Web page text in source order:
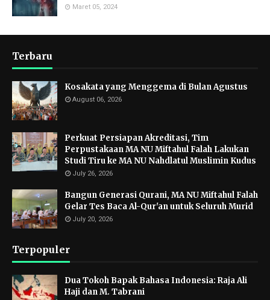
Maret 05, 2024
Terbaru
Kosakata yang Menggema di Bulan Agustus
August 06, 2026
Perkuat Persiapan Akreditasi, Tim
Perpustakaan MA NU Miftahul Falah Lakukan
Studi Tiru ke MA NU Nahdlatul Muslimin Kudus
July 26, 2026
Bangun Generasi Qurani, MA NU Miftahul Falah
Gelar Tes Baca Al-Qur'an untuk Seluruh Murid
July 20, 2026
Terpopuler
Dua Tokoh Bapak Bahasa Indonesia: Raja Ali
Haji dan M. Tabrani